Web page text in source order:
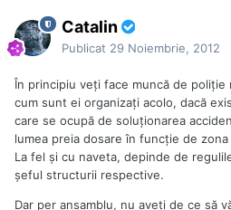
Catalin
Publicat 29 Noiembrie, 2012
În principiu veţi face muncă de poliţie
cum sunt ei organizaţi acolo, dacă
care se ocupă de soluţionarea
lumea preia dosare în funcţie de
La fel şi cu naveta, depinde de
şeful structurii respective.
Dar per ansamblu, nu aveţi de ce să